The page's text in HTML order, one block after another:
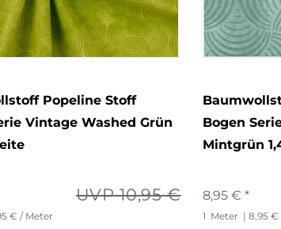
Popeline Stoff
Vintage Washed Grün
UVP 10,95 €
€ / Meter
Bogen
Mintgrün
8,95 € *
1 Meter | 8,95 €